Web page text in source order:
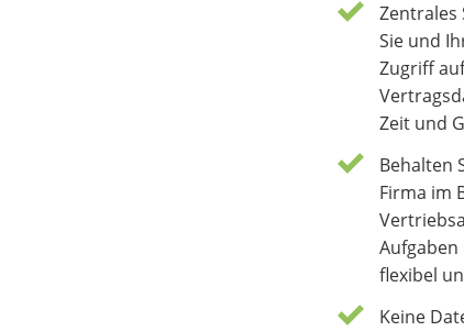
Zentrales
Sie und
Zugriff
Zeit und
Behalten
Firma im
Aufgaben
flexibel
Keine